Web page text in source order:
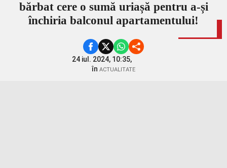
bărbat cere o sumă uriașă pentru a-și
închiria balconul apartamentului!
24 iul. 2024, 10:35,
în ACTUALITATE